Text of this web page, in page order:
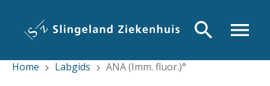
inhoud
menu
search
Home chevron_right Labgids chevron_right ANA (Imm. fluor.)°